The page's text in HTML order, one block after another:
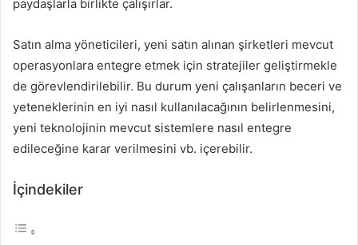
paydaşlarla birlikte çalışırlar.
Satın alma yöneticileri, yeni satın alınan şirketleri mevcut
operasyonlara entegre etmek için stratejiler geliştirmekle
de görevlendirilebilir. Bu durum yeni çalışanların beceri ve
yeteneklerinin en iyi nasıl kullanılacağının belirlenmesini,
yeni teknolojinin mevcut sistemlere nasıl entegre
edileceğine karar verilmesini vb. içerebilir.
İçindekiler